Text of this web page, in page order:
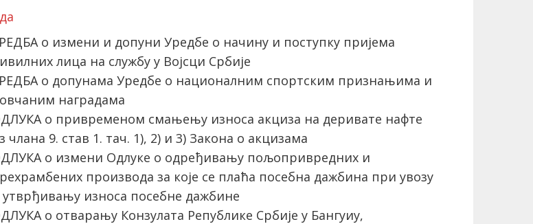
о измени и допуни Уредбе о начину и поступку пријема
лица на службу у Војсци Србије
о допунама Уредбе о националним спортским признањима и
наградама
о привременом смањењу износа акциза на деривате нафте
члана 9. став 1. тач. 1), 2) и 3) Закона о акцизама
о измени Одлуке o одређивању пољопривредних и
производа за које се плаћа посебна дажбина при увозу
утврђивању износа посебне дажбине
о отварању Конзулата Републике Србије у Бангуиу,